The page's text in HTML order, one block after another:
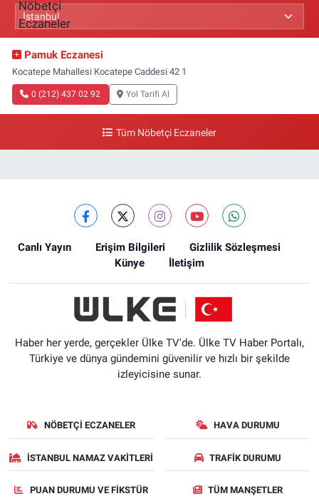
Pamuk Eczanesi
Kocatepe Mahallesi Kocatepe Caddesi 42 1
0 (212) 437 02 92 Yol Tarifi Al
Tüm Nöbetçi Eczaneler
Canlı Yayın Erişim Bilgileri
Gizlilik Sözleşmesi
Künye
İletişim
Haber her yerde, gerçekler Ülke TV'de. Ülke TV Haber Portalı,
Türkiye ve dünya gündemini güvenilir ve hızlı bir şekilde
izleyicisine sunar.
NÖBETÇI ECZANELER HAVA DURUMU
İSTANBUL NAMAZ VAKITLERI TRAFIK DURUMU
PUAN DURUMU VE FIKSTÜR TÜM MANŞETLER